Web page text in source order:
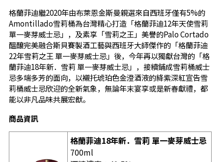
格蘭菲迪繼2020年由布萊恩金斯曼親選來自西班牙僅有5%的
Amontillado雪莉桶為台灣精心打造「格蘭菲迪12年天使雪莉
單一麥芽威士忌」，及素享「雪莉之王」美譽的Palo Cortado
醞釀完美融合斯貝賽製酒工藝與西班牙大師傑作的「格蘭菲迪
22年雪莉之王 單一麥芽威士忌」後，今年再以獨獻台灣的「格
蘭菲迪18年新．雪莉 單一麥芽威士忌」，接續鋪成雪莉桶威士
忌多端多芳的面向，以襯托琥珀色金澄酒液的絳紫深紅宣告雪
莉桶威士忌欣迎的全新氣象，無論年末宴享或是新春獻禮，都
能以非凡品味共展宏猷。
商品資訊
格蘭菲迪18年新．雪莉 單一麥芽威士忌
700ml